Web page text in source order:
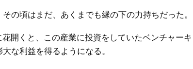
の頃はまだ、あくまでも縁の下の力持ちだった。
開くと、この産業に投資をしていたベンチャーキ
な利益を得るようになる。